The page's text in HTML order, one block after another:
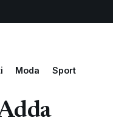
Moda Sport